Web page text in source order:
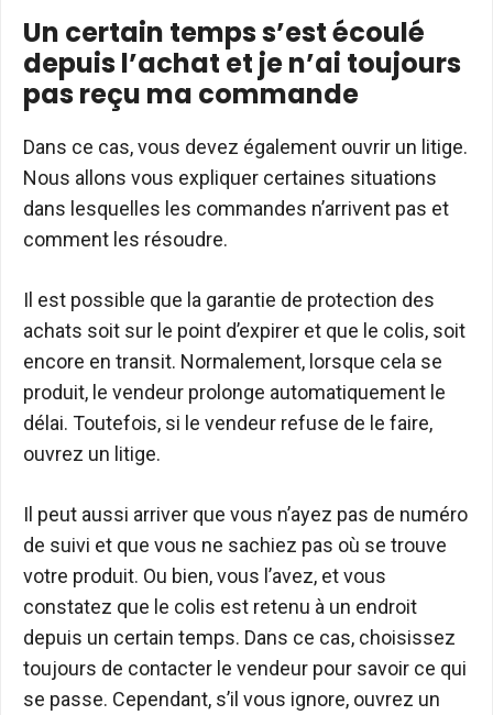
Un certain temps s’est écoulé
depuis l’achat et je n’ai toujours
pas reçu ma commande
Dans ce cas, vous devez également ouvrir un litige.
Nous allons vous expliquer certaines situations
dans lesquelles les commandes n’arrivent pas et
comment les résoudre.
Il est possible que la garantie de protection des
achats soit sur le point d’expirer et que le colis, soit
encore en transit. Normalement, lorsque cela se
produit, le vendeur prolonge automatiquement le
délai. Toutefois, si le vendeur refuse de le faire,
ouvrez un litige.
Il peut aussi arriver que vous n’ayez pas de numéro
de suivi et que vous ne sachiez pas où se trouve
votre produit. Ou bien, vous l’avez, et vous
constatez que le colis est retenu à un endroit
depuis un certain temps. Dans ce cas, choisissez
toujours de contacter le vendeur pour savoir ce qui
se passe. Cependant, s’il vous ignore, ouvrez un